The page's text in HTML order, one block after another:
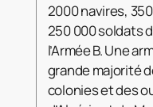
2000 navires,
250 000 soldats
l’Armée B. Une
grande majorité
colonies et des